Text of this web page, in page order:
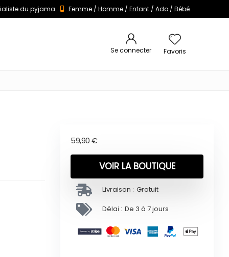
du pyjama Femme / Homme / Enfant / Ado / Bébé
Se connecter Favoris
59,90 €
VOIR LA BOUTIQUE
Livraison : Gratuit
Délai : De 3 à 7 jours